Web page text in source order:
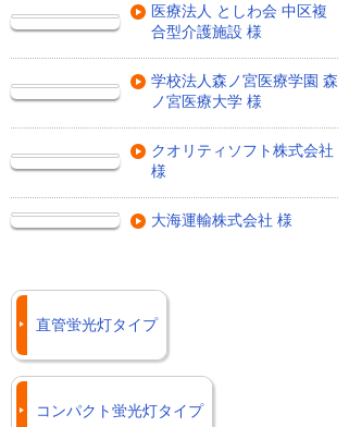
医療法人 としわ会 中区複
合型介護施設 様
学校法人森ノ宮医療学園 森
ノ宮医療大学 様
クオリティソフト株式会社
様
大海運輸株式会社 様
直管蛍光灯タイプ
コンパクト蛍光灯タイプ